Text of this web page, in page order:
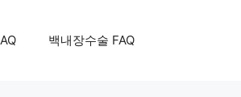
백내장수술 FAQ